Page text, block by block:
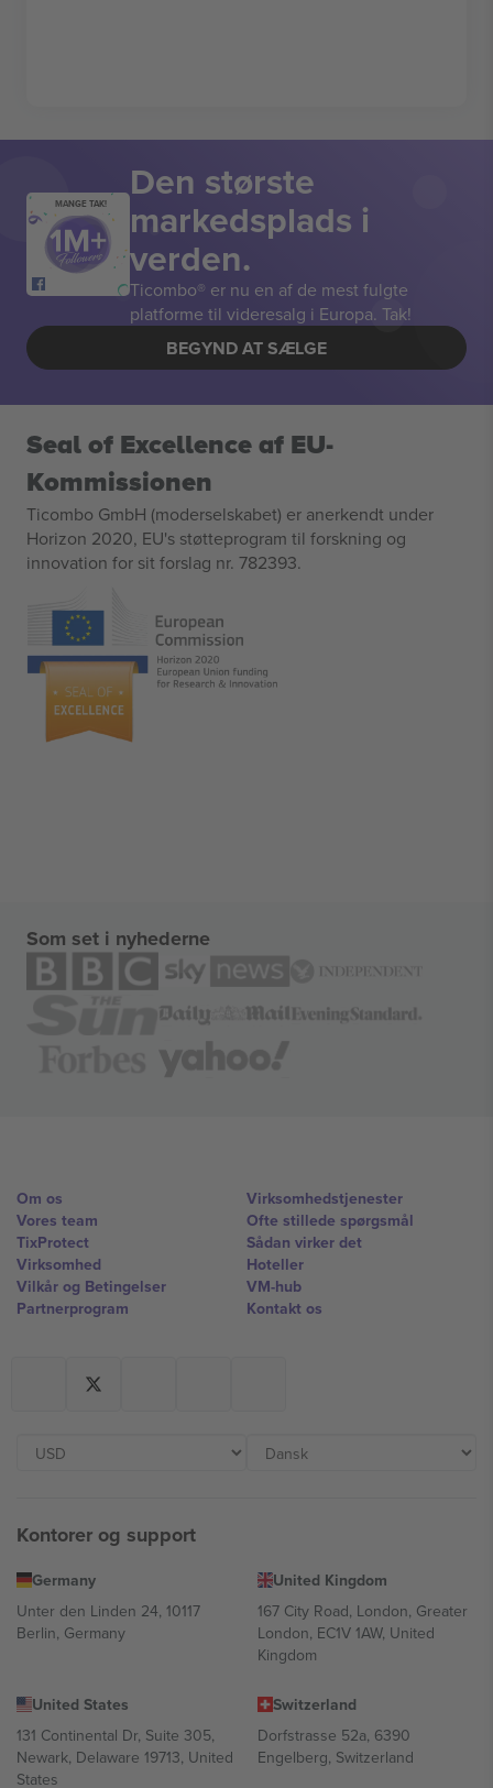
MANGE TAK! Den største
markedsplads i
verden.
Ticombo® er nu en af de mest fulgte
platforme til videresalg i Europa. Tak!
BEGYND AT SÆLGE
Seal of Excellence af EU-
Kommissionen
Ticombo GmbH (moderselskabet) er anerkendt under
Horizon 2020, EU's støtteprogram til forskning og
innovation for sit forslag nr. 782393.
Som set i nyhederne
Om os
Vores team
TixProtect
Virksomhed
Vilkår og Betingelser
Partnerprogram
Virksomhedstjenester
Ofte stillede spørgsmål
Sådan virker det
Hoteller
VM-hub
Kontakt os
Kontorer og support
Germany
Unter den Linden 24, 10117
Berlin, Germany
United Kingdom
167 City Road, London, Greater
London, EC1V 1AW, United
Kingdom
United States
131 Continental Dr, Suite 305,
Newark, Delaware 19713, United
States
Switzerland
Dorfstrasse 52a, 6390
Engelberg, Switzerland